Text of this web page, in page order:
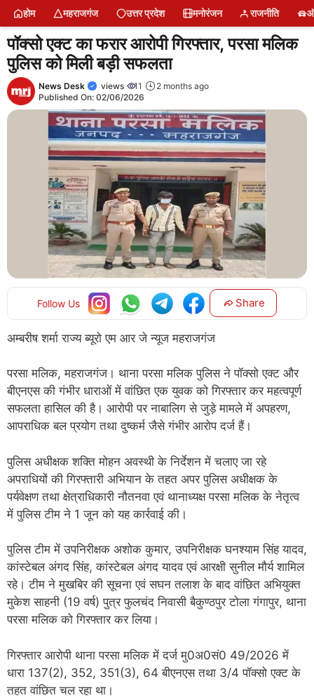
Skip
content
होम महराजगंज उत्तर प्रदेश मनोरंजन राजनीति
पॉक्सो एक्ट का फरार आरोपी गिरफ्तार, परसा मलिक
पुलिस को मिली बड़ी सफलता
News Desk views 11
2 months ago
Published On: 02/06/2026
Follow Us Share
अम्बरीष शर्मा राज्य ब्यूरो एम आर जे न्यूज महराजगंज
परसा मलिक, महराजगंज। थाना परसा मलिक पुलिस ने पॉक्सो एक्ट और
बीएनएस की गंभीर धाराओं में वांछित एक युवक को गिरफ्तार कर महत्वपूर्ण
सफलता हासिल की है। आरोपी पर नाबालिग से जुड़े मामले में अपहरण,
आपराधिक बल प्रयोग तथा दुष्कर्म जैसे गंभीर आरोप दर्ज हैं।
पुलिस अधीक्षक शक्ति मोहन अवस्थी के निर्देशन में चलाए जा रहे
अपराधियों की गिरफ्तारी अभियान के तहत अपर पुलिस अधीक्षक के
पर्यवेक्षण तथा क्षेत्राधिकारी नौतनवा एवं थानाध्यक्ष परसा मलिक के नेतृत्व
में पुलिस टीम ने 1 जून को यह कार्रवाई की।
पुलिस टीम में उपनिरीक्षक अशोक कुमार, उपनिरीक्षक घनश्याम सिंह यादव,
कांस्टेबल अंगद सिंह, कांस्टेबल अंगद यादव एवं आरक्षी सुनील मौर्य शामिल
रहे। टीम ने मुखबिर की सूचना एवं सघन तलाश के बाद वांछित अभियुक्त
मुकेश साहनी (19 वर्ष) पुत्र फुलचंद निवासी बैकुण्ठपुर टोला गंगापुर, थाना
परसा मलिक को गिरफ्तार कर लिया।
गिरफ्तार आरोपी थाना परसा मलिक में दर्ज मु0अ0सं0 49/2026 में
धारा 137(2), 352, 351(3), 64 बीएनएस तथा 3/4 पॉक्सो एक्ट के
तहत वांछित चल रहा था।